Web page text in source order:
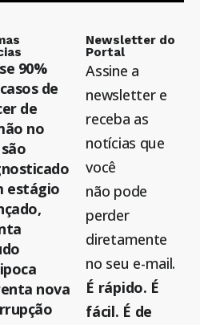
90%
de
de
no
são
estágio
nova
Newsletter do
Portal
Assine a
newsletter e
receba as
notícias que
você
não pode
perder
diretamente
no seu e-mail.
É rápido. É
fácil. É de